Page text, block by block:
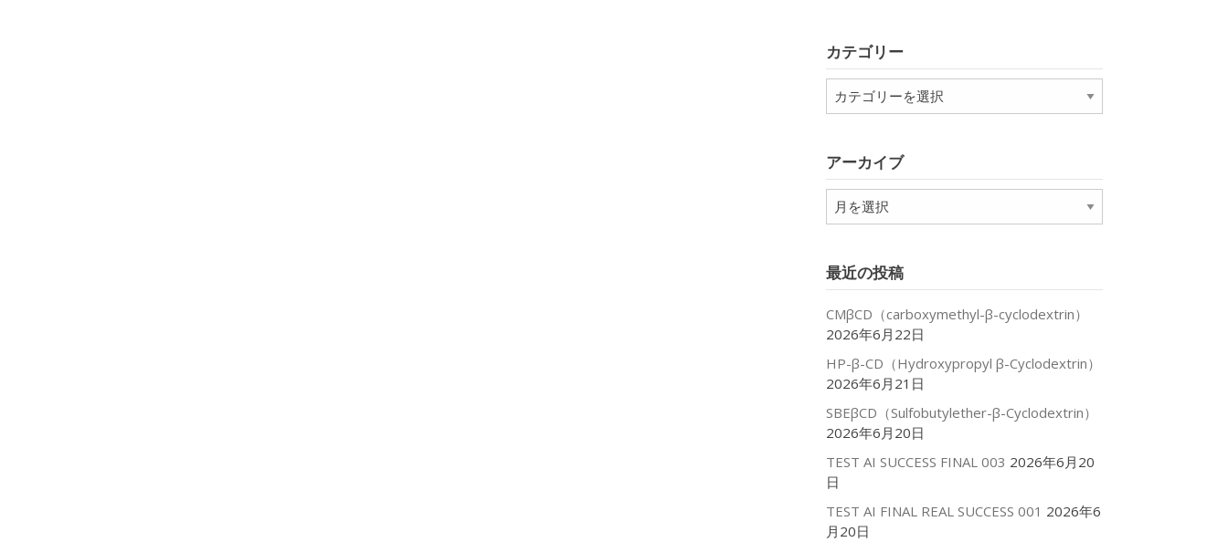
カテゴリー
テ
ー
アーカイブ
ア
ー
ブ
最近の投稿
CMβCD（carboxymethyl-β-cyclodextrin）
2026年6月22日
HP-β-CD（Hydroxypropyl β-Cyclodextrin）
2026年6月21日
SBEβCD（Sulfobutylether-β-Cyclodextrin）
2026年6月20日
TEST AI SUCCESS FINAL 003 2026年6月20
日
TEST AI FINAL REAL SUCCESS 001 2026年6
月20日